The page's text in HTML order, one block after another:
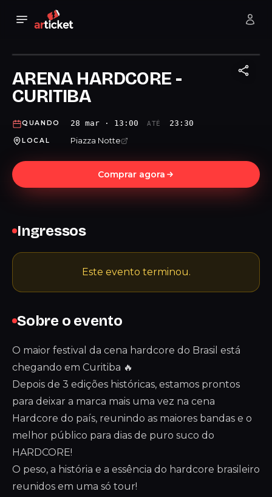
ARENA HARDCORE -
CURITIBA
QUANDO 28 mar · 13:00 ATÉ 23:30
LOCAL Piazza Notte
Comprar agora
Sobre o evento
O maior festival da cena hardcore do Brasil está
chegando em Curitiba 🔥
Depois de 3 edições históricas, estamos prontos
para deixar a marca mais uma vez na cena
Hardcore do país, reunindo as maiores bandas e o
melhor público para dias de puro suco do
HARDCORE!
O peso, a história e a essência do hardcore brasileiro
reunidos em uma só tour!
Ingressos
Este evento terminou.